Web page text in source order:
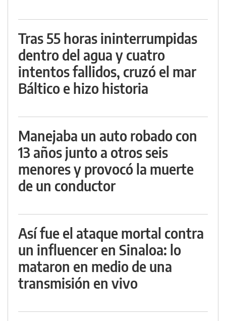
Tras 55 horas ininterrumpidas
dentro del agua y cuatro
intentos fallidos, cruzó el mar
Báltico e hizo historia
Manejaba un auto robado con
13 años junto a otros seis
menores y provocó la muerte
de un conductor
Así fue el ataque mortal contra
un influencer en Sinaloa: lo
mataron en medio de una
transmisión en vivo